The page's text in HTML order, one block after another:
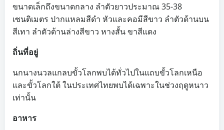
ขนาดเล็กถึงขนาดกลาง ลำตัวยาวประมาณ 35-38
เซนติเมตร ปากแหลมสีดำ หัวและคอมีสีขาว ลำตัวด้านบน
สีเทา ลำตัวด้านล่างสีขาว หางสั้น ขาสีแดง
ถิ่นที่อยู่
นกนางนวลแกลบขั้วโลกพบได้ทั่วไปในแถบขั้วโลกเหนือ
และขั้วโลกใต้ ในประเทศไทยพบได้เฉพาะในช่วงฤดูหนาว
เท่านั้น
อาหาร